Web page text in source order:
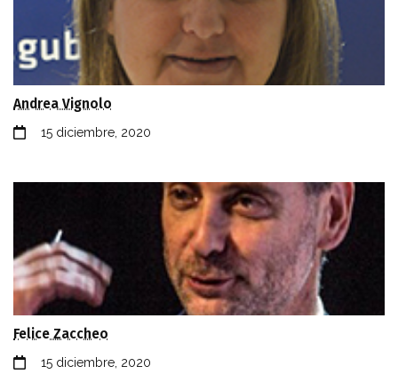
Andrea Vignolo
15 diciembre, 2020
Felice Zaccheo
15 diciembre, 2020